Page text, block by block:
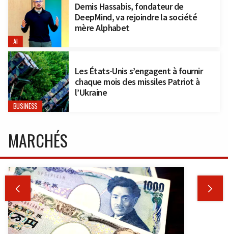
AI
Demis Hassabis, fondateur de
DeepMind, va rejoindre la société
mère Alphabet
BUSINESS
Les États-Unis s’engagent à fournir
chaque mois des missiles Patriot à
l’Ukraine
MARCHÉS
 